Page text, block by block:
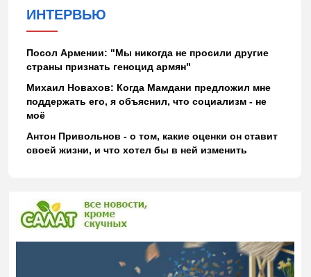
ИНТЕРВЬЮ
Посол Армении: "Мы никогда не просили другие
страны признать геноцид армян"
Михаил Новахов: Когда Мамдани предложил мне
поддержать его, я объяснил, что социализм - не
моё
Антон Привольнов - о том, какие оценки он ставит
своей жизни, и что хотел бы в ней изменить